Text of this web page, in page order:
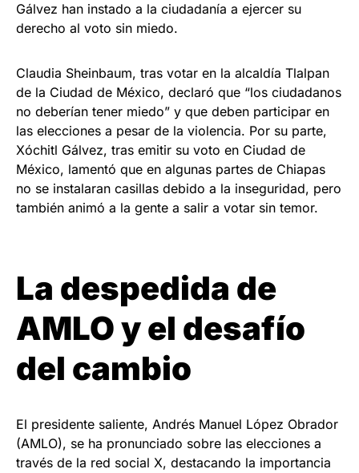
Gálvez han instado a la ciudadanía a ejercer su
derecho al voto sin miedo.
Claudia Sheinbaum, tras votar en la alcaldía Tlalpan
de la Ciudad de México, declaró que “los ciudadanos
no deberían tener miedo” y que deben participar en
las elecciones a pesar de la violencia. Por su parte,
Xóchitl Gálvez, tras emitir su voto en Ciudad de
México, lamentó que en algunas partes de Chiapas
no se instalaran casillas debido a la inseguridad, pero
también animó a la gente a salir a votar sin temor.
La despedida de
AMLO y el desafío
del cambio
El presidente saliente, Andrés Manuel López Obrador
(AMLO), se ha pronunciado sobre las elecciones a
través de la red social X, destacando la importancia